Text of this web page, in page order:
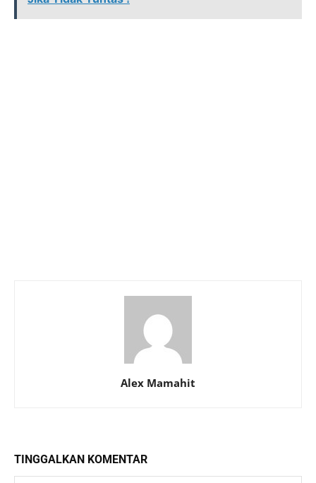
Alex Mamahit
TINGGALKAN KOMENTAR